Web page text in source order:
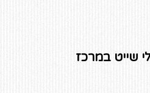
שייט במרכז